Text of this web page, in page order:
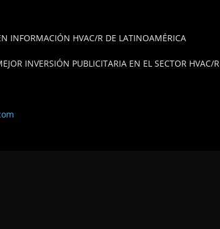
INFORMACIÓN HVAC/R DE LATINOAMÉRICA
INVERSIÓN PUBLICITARIA EN EL SECTOR HVAC/R